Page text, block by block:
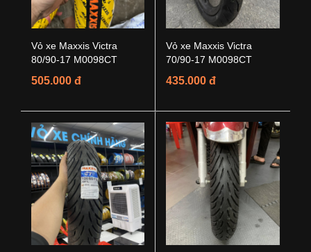
Vỏ xe Maxxis Victra
80/90-17 M0098CT
505.000 đ
Vỏ xe Maxxis Victra
70/90-17 M0098CT
435.000 đ